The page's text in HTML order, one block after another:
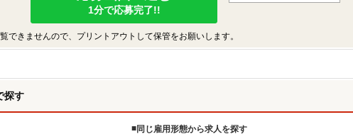
1分で応募完了!!
できませんので、プリントアウトして保管をお願いします。
探す
同じ雇用形態から求人を探す